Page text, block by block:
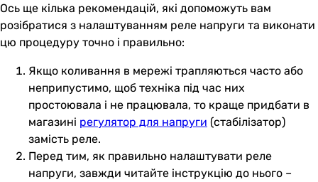
Ось ще кілька рекомендацій, які допоможуть вам
розібратися з налаштуванням реле напруги та виконати
цю процедуру точно і правильно:
Якщо коливання в мережі трапляються часто або
неприпустимо, щоб техніка під час них
простоювала і не працювала, то краще придбати в
магазині регулятор для напруги (стабілізатор)
замість реле.
Перед тим, як правильно налаштувати реле
напруги, завжди читайте інструкцію до нього –